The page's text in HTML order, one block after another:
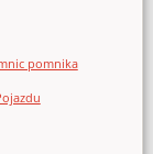
pomnika